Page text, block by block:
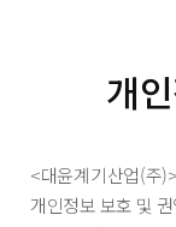
개
<대윤계기산업(주
개인정보 보호 및